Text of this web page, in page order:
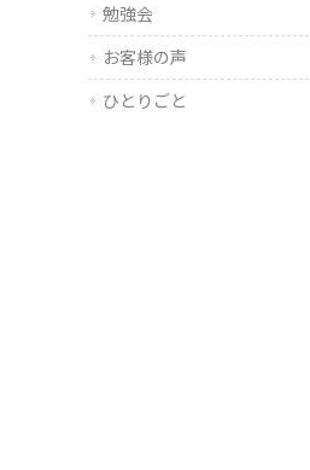
勉強会
お客様の声
ひとりごと